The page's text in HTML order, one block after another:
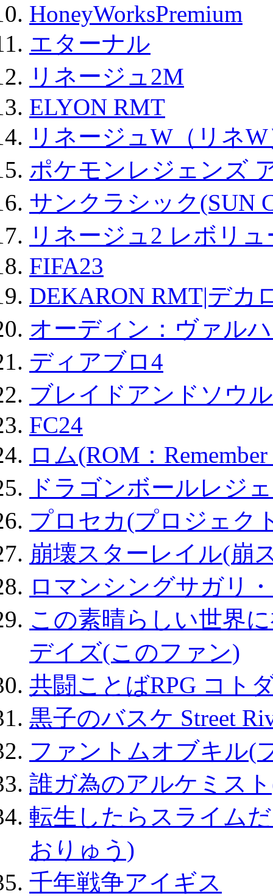
HoneyWorksPremium
エターナル
リネージュ2M
ELYON RMT
リネージュW（リネ
ポケモンレジェンズ
サンクラシック(SUN
リネージュ2 レボリ
FIFA23
DEKARON RMT|デカ
オーディン：ヴァル
ディアブロ4
ブレイドアンドソウ
FC24
ロム(ROM：
ドラゴンボールレジ
プロセカ(プロジェク
崩壊スターレイル(崩
ロマンシングサガリ
この素晴らしい世界
デイズ(このファン)
共闘ことばRPG コト
黒子のバスケ Street
ファントムオブキル(
誰ガ為のアルケミス
転生したらスライム
おりゅう)
千年戦争アイギス